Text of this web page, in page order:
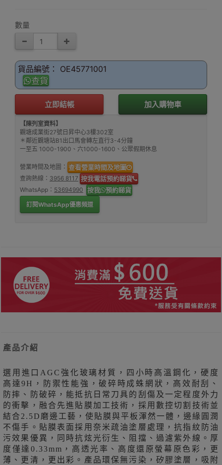
數量
貨品編號： OE45771001
查貨
立即結帳 加入購物車
【陳列室資料】
觀塘成業街27號日昇中心3樓302室
＊鄰近觀塘站B1出口馬會轉左直行3-4分鐘
一至五 1000-1900、六1000-1600、公眾假期休息
營業時間及地圖： 查看營業時間及地圖
查詢熱線： 3956 8117 按我電話預約睇貨
WhatsApp： 53694990 按我 預約睇貨
訂閱WhatsApp優惠頻道
產品介紹
選用進口AGC強化玻璃材質，四小時高溫鋼化，硬度
高達9H，防禦性能強，破碎時成蛛網狀，高效耐刮、
防摔、防破碎，能抵抗日常刀具的刮傷及一定程度外力
的衝擊，融合先進貼膜加工技術，採用數控切割技術並
結合2.5D磨邊工藝，使貼膜與平板渾然一體，邊緣圓潤
不傷手。貼膜表面採用奈米疏油塗層處理，抗指紋防油
污效果優異，同時抗炫光衍生、阻擋、過濾紫外線。厚
度僅達0.33mm，高透光率、高度還原螢幕原色彩，更
薄、更清，更出彩。產品環保無污染，矽膠塗層，吸附